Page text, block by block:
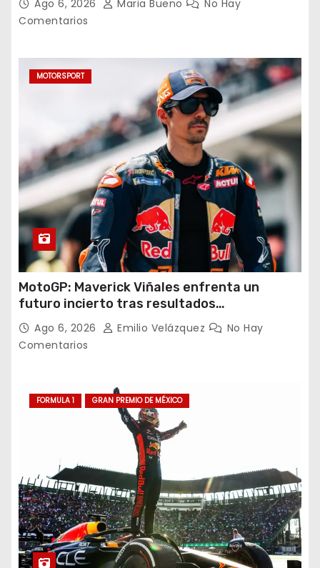
Azul
Ago 6, 2026 Maria Bueno
No Hay
Comentarios
MOTORSPORT
MotoGP: Maverick Viñales enfrenta un
futuro incierto tras resultados
decepcionantes
Ago 6, 2026 Emilio Velázquez
No Hay
Comentarios
FORMULA 1 GRAN PREMIO DE MÉXICO